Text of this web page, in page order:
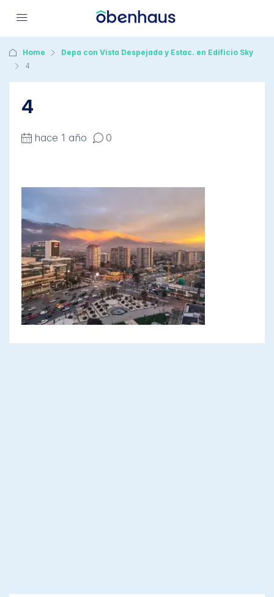
Home
Depa con Vista Despejada y Estac. en Edificio Sky
4
4
hace 1 año 0